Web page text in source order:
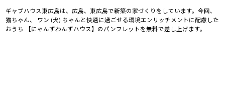
ギャブハウス東広島は、広島、東広島で新築の家づくりをしています。今回、
猫ちゃん、 ワン (犬) ちゃんと快適に過ごせる環境エンリッチメントに配慮した
おうち 【にゃんずわんずハウス】のパンフレットを無料で差し上げます。